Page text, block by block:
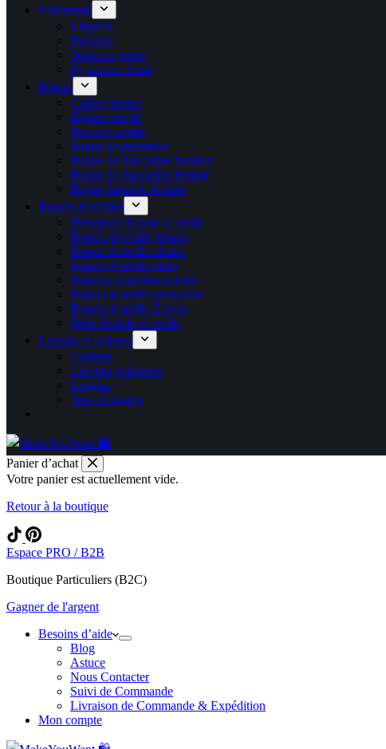
Vêtements
Lingerie
Peignoir
Soutiens gorge
Pyjama en Satin
Bijoux
Collier femme
Bijoux couple
Bracelet amitié
Bague de promesse
Bague de fiançailles homme
Bague de fiançailles femme
Bague fantaisie femme
Boucle d’oreilles
Présentoir Boucle d oreille
Boucle d’oreille femme
Boucle d oreille chaine
Boucle d oreille perle
Boucles d oreilles mariée
Boucle d oreille grimpante
Boucle d oreille 2 trous
Porte Boucle d oreille
Leggins et collants
Collants
Culottes gainantes
Leggins
Short Legging
Panier d’achat
Votre panier est actuellement vide.
Retour à la boutique
Espace PRO / B2B
Boutique Particuliers (B2C)
Gagner de l'argent
Besoins d’aide
Blog
Astuce
Nous Contacter
Suivi de Commande
Livraison de Commande & Expédition
Mon compte